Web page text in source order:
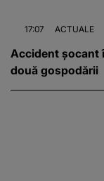
17:07 ACTUALE
Accident șocant
două gospodării